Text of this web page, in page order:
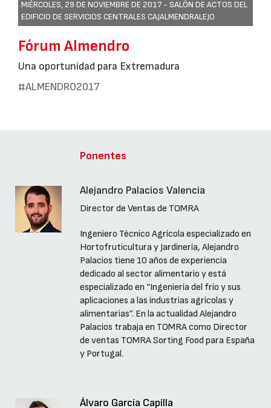
MIÉRCOLES, 29 DE NOVIEMBRE DE 2017 - SALÓN DE ACTOS DEL
EDIFICIO DE SERVICIOS CENTRALES CAJALMENDRALEJO
Fórum Almendro
Una oportunidad para Extremadura
#ALMENDRO2017
Ponentes
Alejandro Palacios Valencia
Director de Ventas de TOMRA
Ingeniero Técnico Agrícola especializado en
Hortofruticultura y Jardinería, Alejandro
Palacios tiene 10 años de experiencia
dedicado al sector alimentario y está
especializado en “Ingeniería del frío y sus
aplicaciones a las industrias agrícolas y
alimentarias”. En la actualidad Alejandro
Palacios trabaja en TOMRA como Director
de ventas TOMRA Sorting Food para España
y Portugal.
Álvaro García Capilla